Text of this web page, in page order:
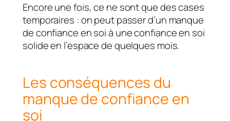
Encore une fois, ce ne sont que des cases
temporaires : on peut passer d’un manque
de confiance en soi à une confiance en soi
solide en l’espace de quelques mois.
Les conséquences du
manque de confiance en
soi